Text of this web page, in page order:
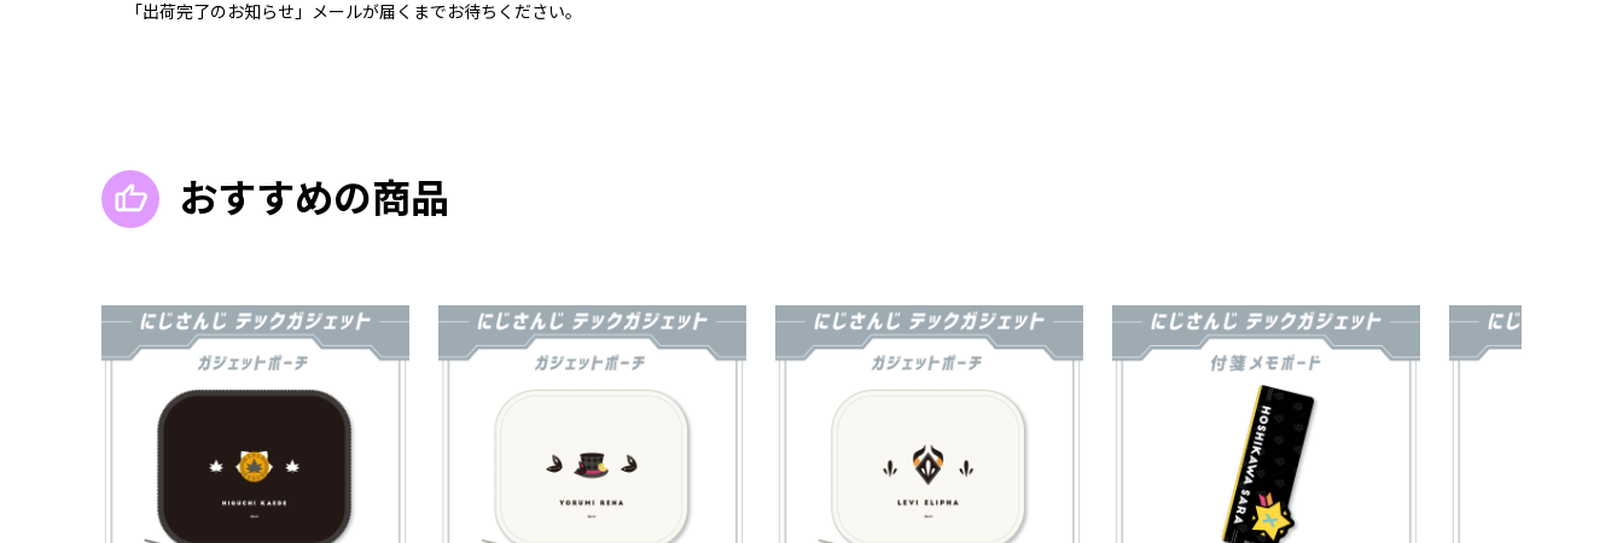
「出荷完了のお知らせ」メールが届くまでお待ちください。
おすすめの商品